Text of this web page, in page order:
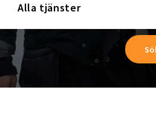
Alla tjänster